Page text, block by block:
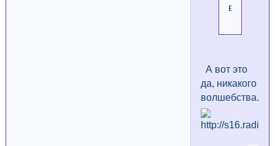
А вот это
да, никакого
волшебства...